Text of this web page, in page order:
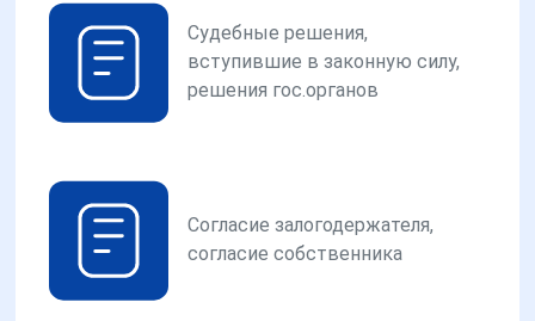
Судебные решения,
вступившие в законную силу,
решения гос.органов
Согласие залогодержателя,
согласие собственника